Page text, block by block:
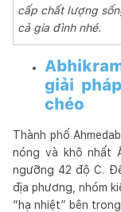
cấp chất lượng
cả gia đình nhé.
giải
chéo
Thành phố
nóng và khô nhất
ngưỡng 42 độ C.
địa phương, nhóm
“hạ nhiệt” bên